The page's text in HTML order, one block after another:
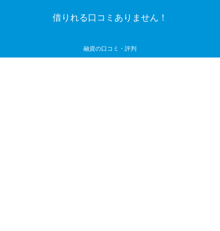
借りれる口コミありません！
融資の口コミ・評判